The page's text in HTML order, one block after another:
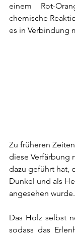
einem Rot-
chemische
Zu früheren
diese Verfärbung
dazu geführt hat,
Dunkel und als
angesehen wurde.
Das Holz selbst
sodass das